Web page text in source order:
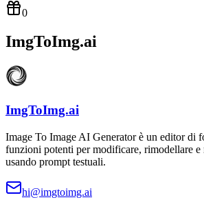
0
ImgToImg.ai
ImgToImg.ai
Image To Image AI Generator è un editor di
funzioni potenti per modificare, rimodellare
usando prompt testuali.
hi@imgtoimg.ai